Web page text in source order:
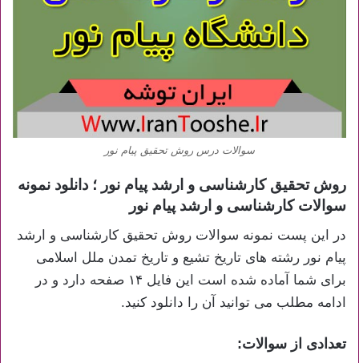
سوالات درس روش تحقیق پیام نور
روش تحقیق کارشناسی و ارشد پیام نور ؛ دانلود نمونه
سوالات کارشناسی و ارشد پیام نور
در این پست نمونه سوالات روش تحقیق کارشناسی و ارشد
پیام نور رشته های تاریخ تشیع و تاریخ تمدن ملل اسلامی
برای شما آماده شده است این فایل ۱۴ صفحه دارد و در
ادامه مطلب می توانید آن را دانلود کنید.
تعدادی از سوالات: